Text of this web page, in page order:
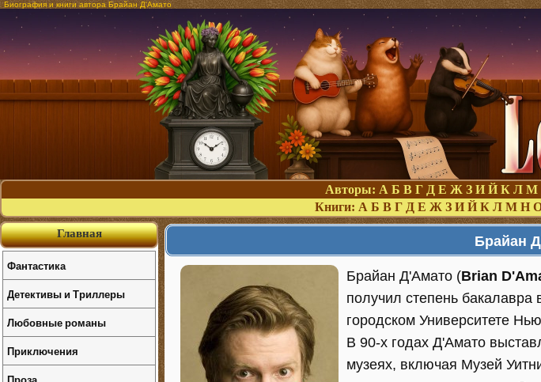
Биография и книги автора Брайан Д'Амато
Авторы: А Б В Г Д Е Ж З И Й К Л М
Книги: А Б В Г Д Е Ж З И Й К Л М Н
Брайан
Брайан Д'Амато (Brian
получил степень бакалавра
городском Университете
В 90-х годах Д'Амато
музеях, включая Музей
Главная
Фантастика
Детективы и Триллеры
Любовные романы
Приключения